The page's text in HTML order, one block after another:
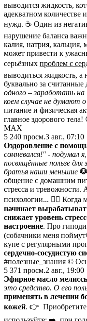
выводится жидкость,
адекватном количестве
нужд. ☕️ Один из
нарушение баланса
калия, натрия,
может привести к
серьёзных проблем с
выводиться жидкость,
буквально за считанные
одного – заработать
коем случае не думают
питание и физическая
главное здорового
MAX
5 240 просм.3 авг., 07:10
Оздоровление с
сомневался!" - подумал
посвящённые пользе
братья наши меньшие
общение с домашним
стресса и тревожности.
психологии... ☝🏻
начинает
снижает уровень
настроение. Про
(собачники меня
купе с регулярными
сердечно-сосудистую
#полезные_знания ©
5 371 просм.2 авг., 19:00
Эфирное масло
это средство. О его
применять в лечении
кожей. 👉 Приобретите